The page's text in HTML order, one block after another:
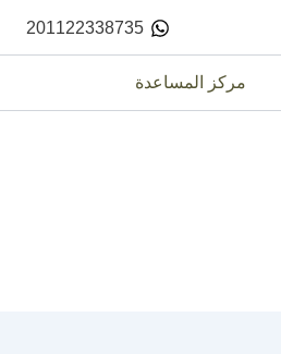
201122338735
مركز المساعدة